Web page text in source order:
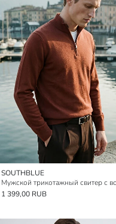
SOUTHBLUE
1 399,00 RUB